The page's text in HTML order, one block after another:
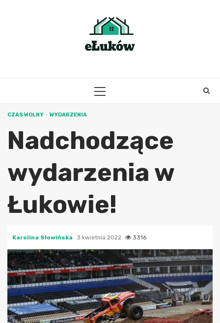
PRIMARY
CZAS WOLNY WYDARZENIA
Nadchodzące
wydarzenia w
Łukowie!
Karolina Słowińska 3 kwietnia 2022 3316